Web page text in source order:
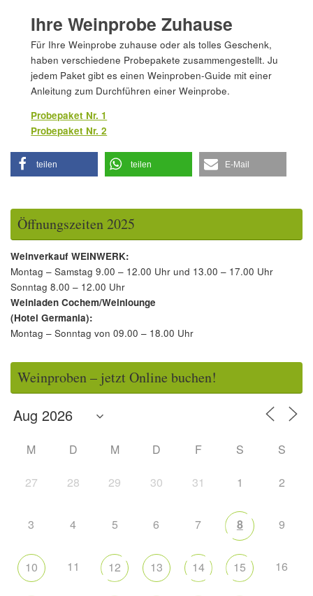
Ihre Weinprobe Zuhause
Für Ihre Weinprobe zuhause oder als tolles Geschenk,
haben verschiedene Probepakete zusammengestellt. Ju
jedem Paket gibt es einen Weinproben-Guide mit einer
Anleitung zum Durchführen einer Weinprobe.
Probepaket Nr. 1
Probepaket Nr. 2
teilen teilen E-Mail
Öffnungszeiten 2025
Weinverkauf WEINWERK:
Montag – Samstag 9.00 – 12.00 Uhr und 13.00 – 17.00 Uhr
Sonntag 8.00 – 12.00 Uhr
Weinladen Cochem/Weinlounge
(Hotel Germania):
Montag – Sonntag von 09.00 – 18.00 Uhr
Weinproben – jetzt Online buchen!
M D M D F S S
27 28 29 30 31 1 2
3 4 5 6 7 8 9
10 11 12 13 14 15 16